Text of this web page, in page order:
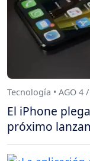
Tecnología • AGO 4
El iPhone
próximo